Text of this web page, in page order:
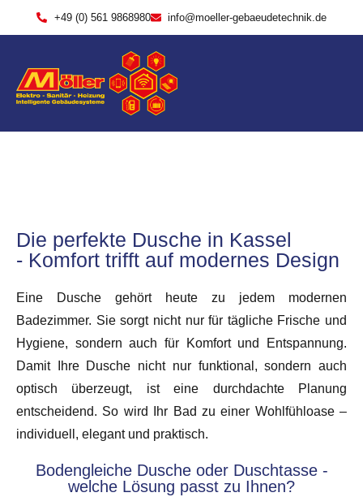
+49 (0) 561 9868980 info@moeller-gebaeudetechnik.de
Die perfekte Dusche in Kassel
- Komfort trifft auf modernes Design
Eine Dusche gehört heute zu jedem modernen
Badezimmer. Sie sorgt nicht nur für tägliche Frische und
Hygiene, sondern auch für Komfort und Entspannung.
Damit Ihre Dusche nicht nur funktional, sondern auch
optisch überzeugt, ist eine durchdachte Planung
entscheidend. So wird Ihr Bad zu einer Wohlfühloase –
individuell, elegant und praktisch.
Bodengleiche Dusche oder Duschtasse -
welche Lösung passt zu Ihnen?